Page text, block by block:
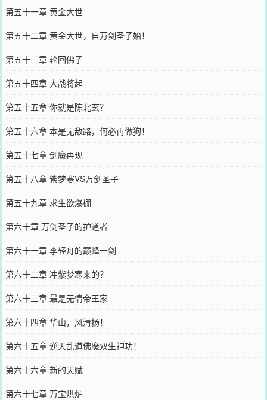
第五十一章 黄金大世
第五十二章 黄金大世，自万剑圣子始！
第五十三章 轮回佛子
第五十四章 大战将起
第五十五章 你就是陈北玄？
第五十六章 本是无敌路，何必再做狗！
第五十七章 剑魔再现
第五十八章 紫梦寒VS万剑圣子
第五十九章 求生欲爆棚
第六十章 万剑圣子的护道者
第六十一章 李轻舟的巅峰一剑
第六十二章 冲紫梦寒来的？
第六十三章 最是无情帝王家
第六十四章 华山，风清扬！
第六十五章 逆天乱道佛魔双生神功！
第六十六章 新的天赋
第六十七章 万宝烘炉